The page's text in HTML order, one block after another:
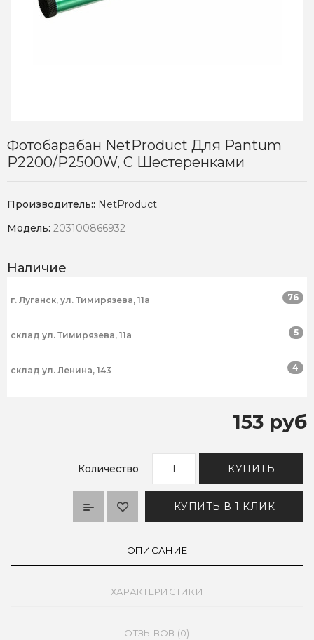
Фотобарабан NetProduct Для Pantum
P2200/P2500W, С Шестеренками
Производитель:: NetProduct
Модель: 203100866932
Наличие
г. Луганск, ул. Тимирязева, 11а 76
склад ул. Тимирязева, 11а 5
склад ул. Ленина, 143 4
153 руб
Количество КУПИТЬ
КУПИТЬ В 1 КЛИК
ОПИСАНИЕ
ХАРАКТЕРИСТИКИ
ОТЗЫВОВ (0)